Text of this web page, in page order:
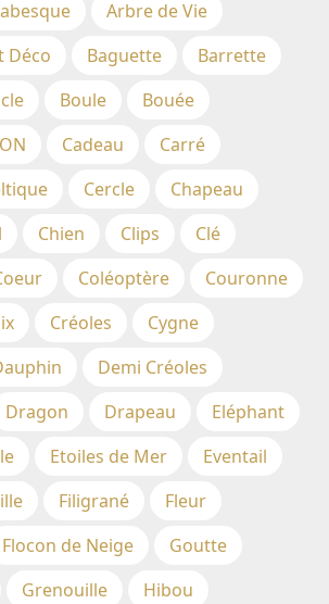
Arbre de Vie
Déco Baguette
Barrette
Boule
Bouée
Cadeau
Carré
Cercle
Chapeau
Chien Clips
Clé
Coléoptère
Couronne
Créoles
Cygne
Demi Créoles
Dragon Drapeau
Eléphant
Etoiles de Mer
Eventail
Filigrané
Fleur
Flocon de Neige
Goutte
Grenouille
Hibou